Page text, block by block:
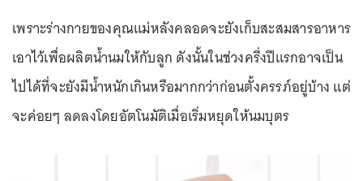
เพราะร่างกายของคุณแม่หลังคลอดจะยังเก็บสะสมสารอาหาร
เอาไว้เพื่อผลิตน้ำนมให้กับลูก ดังนั้นในช่วงครึ่งปีแรกอาจเป็น
ไปได้ที่จะยังมีน้ำหนักเกินหรือมากกว่าก่อนตั้งครรภ์อยู่บ้าง แต่
จะค่อยๆ ลดลงโดยอัตโนมัติเมื่อเริ่มหยุดให้นมบุตร